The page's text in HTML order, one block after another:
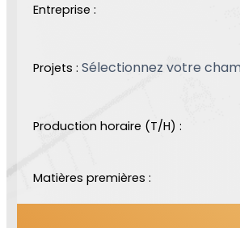
Entreprise :
Projets :
Production horaire (T/H) :
Matières premières :